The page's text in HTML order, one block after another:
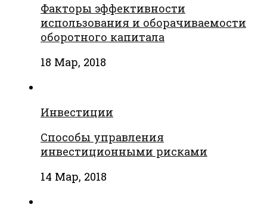
Факторы эффективности
использования и оборачиваемости
оборотного капитала
18 Мар, 2018
Инвестиции
Способы управления
инвестиционными рисками
14 Мар, 2018